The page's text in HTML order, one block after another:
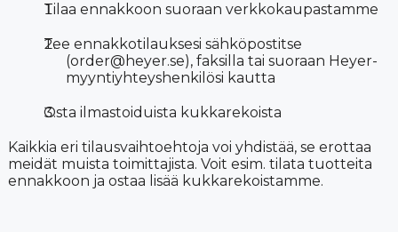
Tilaa ennakkoon suoraan verkkokaupastamme
Tee ennakkotilauksesi sähköpostitse
(order@heyer.se), faksilla tai suoraan Heyer-
myyntiyhteyshenkilösi kautta
Osta ilmastoiduista kukkarekoista
Kaikkia eri tilausvaihtoehtoja voi yhdistää, se erottaa
meidät muista toimittajista. Voit esim. tilata tuotteita
ennakkoon ja ostaa lisää kukkarekoistamme.